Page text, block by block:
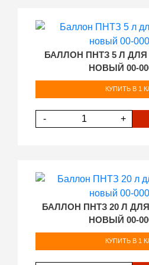
БАЛЛОН ПНТЗ 5 Л
НОВЫЙ 00-
КУПИТЬ В 1
- +
БАЛЛОН ПНТЗ 20 Л
НОВЫЙ 00-
КУПИТЬ В 1